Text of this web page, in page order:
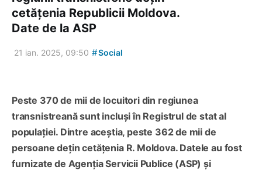
cetățenia Republicii Moldova.
Date de la ASP
21 ian. 2025, 09:50 #Social
Peste 370 de mii de locuitori din regiunea
transnistreană sunt incluși în Registrul de stat al
populației. Dintre aceștia, peste 362 de mii de
persoane dețin cetățenia R. Moldova. Datele au fost
furnizate de Agenția Servicii Publice (ASP) și